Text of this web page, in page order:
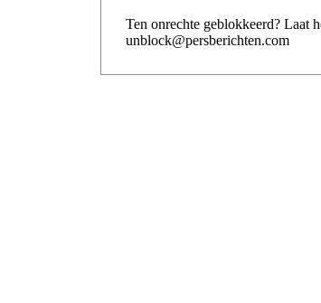
Ten onrechte geblokkeerd? Laat
unblock@persberichten.com